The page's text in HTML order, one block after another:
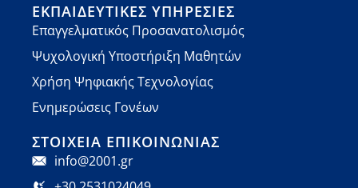
ΕΚΠΑΙΔΕΥΤΙΚΈΣ ΥΠΗΡΕΣΊΕΣ
Επαγγελματικός Προσανατολισμός
Ψυχολογική Υποστήριξη Μαθητών
Χρήση Ψηφιακής Τεχνολογίας
Ενημερώσεις Γονέων
ΣΤΟΙΧΕΊΑ ΕΠΙΚΟΙΝΩΝΊΑΣ
info@2001.gr